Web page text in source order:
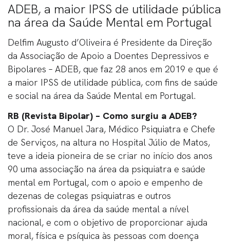
ADEB, a maior IPSS de utilidade pública
na área da Saúde Mental em Portugal
Delfim Augusto d’Oliveira é Presidente da Direção
da Associação de Apoio a Doentes Depressivos e
Bipolares – ADEB, que faz 28 anos em 2019 e que é
a maior IPSS de utilidade pública, com fins de saúde
e social na área da Saúde Mental em Portugal.
RB (Revista Bipolar) – Como surgiu a ADEB?
O Dr. José Manuel Jara, Médico Psiquiatra e Chefe
de Serviços, na altura no Hospital Júlio de Matos,
teve a ideia pioneira de se criar no início dos anos
90 uma associação na área da psiquiatra e saúde
mental em Portugal, com o apoio e empenho de
dezenas de colegas psiquiatras e outros
profissionais da área da saúde mental a nível
nacional, e com o objetivo de proporcionar ajuda
moral, física e psíquica às pessoas com doença